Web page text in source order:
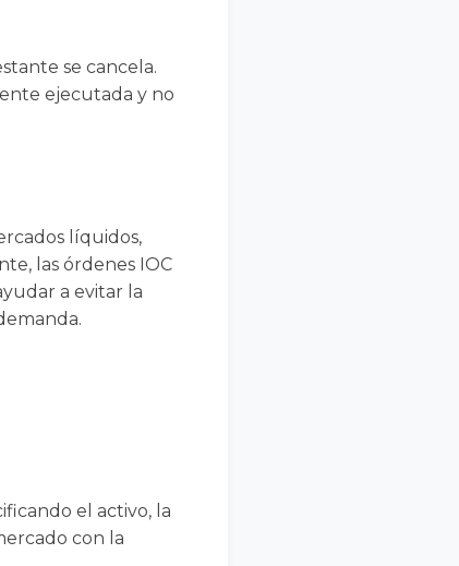
se cancela.
ejecutada y no
líquidos,
las órdenes IOC
a evitar la
el activo, la
con la